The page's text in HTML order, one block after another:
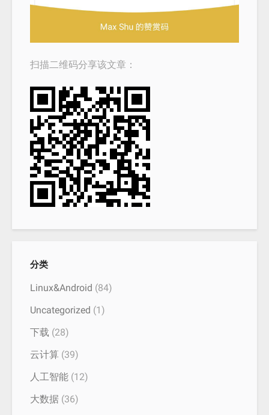
扫描二维码分享该文章：
分类
Linux&Android (84)
Uncategorized (1)
下载 (28)
云计算 (39)
人工智能 (12)
大数据 (36)